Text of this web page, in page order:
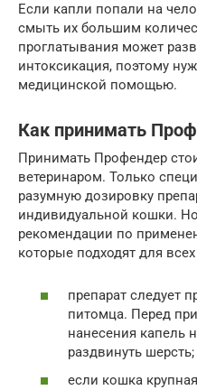
Если капли попали на
смыть их большим
проглатывания может
интоксикация, поэтому
медицинской помощью.
Как принимать
Принимать Профендер
ветеринаром. Только
разумную дозировку
индивидуальной кошки.
рекомендации по
которые подходят для
препарат следует
питомца. Перед
нанесения капель
раздвинуть шерсть;
если кошка